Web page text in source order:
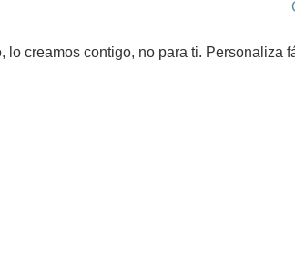
creamos contigo, no para ti. Personaliza